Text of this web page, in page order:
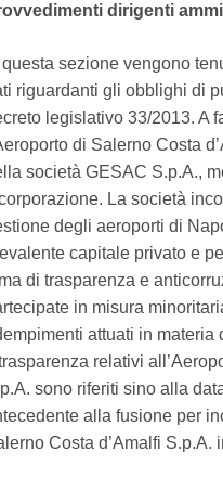
dirigenti
sezione vengono
riguardanti gli obblighi di
legislativo 33/2013. A
di Salerno Costa
società GESAC S.p.A.,
La società
degli aeroporti di
capitale privato e
di trasparenza e
in misura
attuati in
relativi
sono riferiti sino alla
alla fusione per
Costa d’Amalfi S.p.A.